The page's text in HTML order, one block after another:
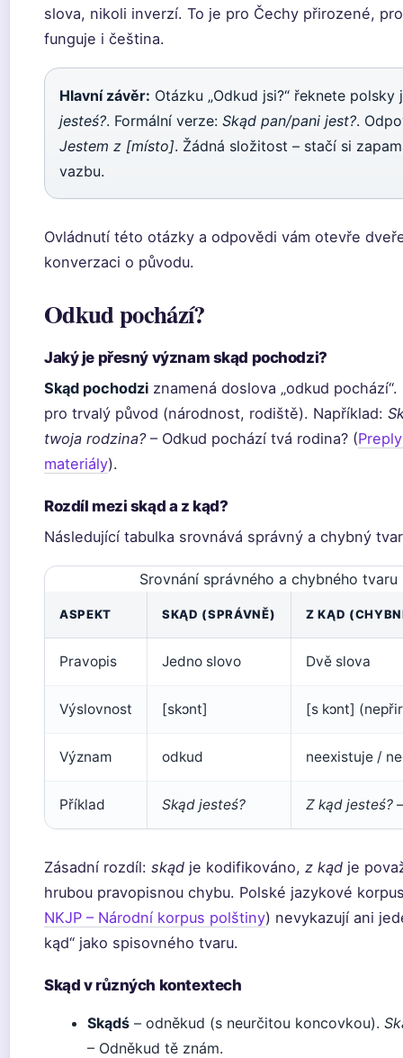
slova, nikoli inverzí. To je pro Čechy přirozené,
funguje i čeština.
Hlavní závěr: Otázku „Odkud jsi?“ řeknete
jesteś?. Formální verze: Skąd pan/pani jest?.
Jestem z [místo]. Žádná složitost – stačí si
vazbu.
Ovládnutí této otázky a odpovědi vám otevře
konverzaci o původu.
Odkud pochází?
Jaký je přesný význam skąd pochodzi?
Skąd pochodzi znamená doslova „odkud
pro trvalý původ (národnost, rodiště). Například:
twoja rodzina?– Odkud pochází tvá rodina? (
materiály).
Rozdíl mezi skąd a z kąd?
Následující tabulka srovnává správný a chybný
Srovnání správného a chybného tvaru
ASPEKT SKĄD (SPRÁVNĚ) Z KĄD
Pravopis Jedno slovo Dvě slova
Výslovnost [skɔnt] [s kɔnt]
Význam odkud neexistuje /
Příklad Skąd jesteś? Z kąd jesteś?
Zásadní rozdíl: skąd je kodifikováno, z kąd je
hrubou pravopisnou chybu. Polské jazykové
NKJP – Národní korpus polštiny) nevykazují ani
kąd“ jako spisovného tvaru.
Skąd v různých kontextech
Skądś – odněkud (s neurčitou koncovkou).
– Odněkud tě znám.